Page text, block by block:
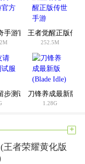
享:
手游官方版王者觉醒正版传
252.5M
)
步测试服刀锋养成最新版
1.28G
+
王者荣耀黄化版